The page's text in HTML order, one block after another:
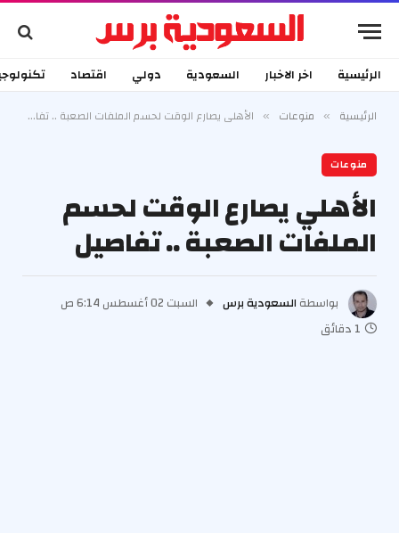
الرئيسية اخر الاخبار السعودية دولي اقتصاد
الرئيسية » منوعات » الأهلي يصارع الوقت لحسم الملفات الصعبة .. تفاصيل
منوعات
الأهلي يصارع الوقت لحسم
الملفات الصعبة .. تفاصيل
بواسطة السعودية برس
السبت 02 أغسطس 6:14 ص
1 دقائق